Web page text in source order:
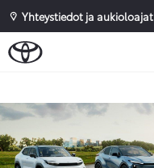
Yhteystiedot ja aukioloajat